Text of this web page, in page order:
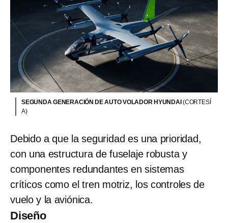
SEGUNDA GENERACIÓN DE AUTO VOLADOR HYUNDAI (CORTESÍ
A)
Debido a que la seguridad es una prioridad,
con una estructura de fuselaje robusta y
componentes redundantes en sistemas
críticos como el tren motriz, los controles de
vuelo y la aviónica.
Diseño